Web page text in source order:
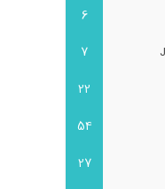
6
7
22
54
27